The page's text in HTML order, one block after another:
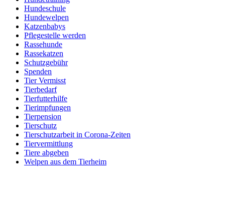
Hundeschule
Hundewelpen
Katzenbabys
Pflegestelle werden
Rassehunde
Rassekatzen
Schutzgebühr
Spenden
Tier Vermisst
Tierbedarf
Tierfutterhilfe
Tierimpfungen
Tierpension
Tierschutz
Tierschutzarbeit in Corona-Zeiten
Tiervermittlung
Tiere abgeben
Welpen aus dem Tierheim